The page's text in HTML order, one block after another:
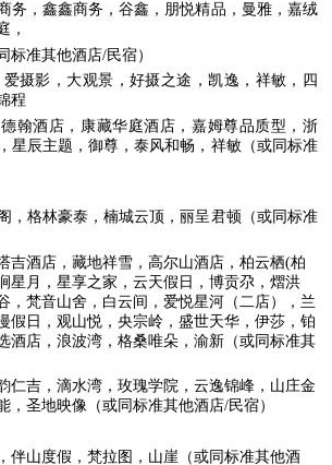
务，鑫鑫商务，谷鑫，朋悦精品，曼雅，嘉绒
，
标准其他酒店/民宿）
摄影，大观景，好摄之途，凯逸，祥敏，四
程
翰酒店，康藏华庭酒店，嘉姆尊品质型，浙
星辰主题，御尊，泰风和畅，祥敏（或同标准
，格林豪泰，楠城云顶，丽呈君顿（或同标准
吉酒店，藏地祥雪，高尔山酒店，柏云栖(柏
星月，星享之家，云天假日，博贡尕，熠洪
，梵音山舍，白云间，爱悦星河（二店），兰
假日，观山悦，央宗岭，盛世天华，伊莎，铂
酒店，浪波湾，格桑唯朵，渝新（或同标准其
仁吉，滴水湾，玫瑰学院，云逸锦峰，山庄金
，圣地映像（或同标准其他酒店/民宿）
伴山度假，梵拉图，山崖（或同标准其他酒